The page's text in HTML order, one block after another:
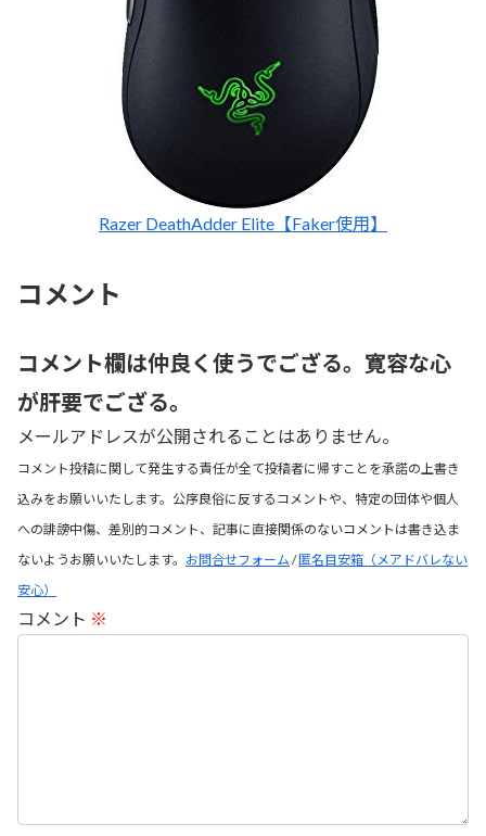
Razer DeathAdder Elite【Faker使用】
コメント
コメント欄は仲良く使うでござる。寛容な心
が肝要でござる。
メールアドレスが公開されることはありません。
コメント投稿に関して発生する責任が全て投稿者に帰すことを承諾の上書き
込みをお願いいたします。公序良俗に反するコメントや、特定の団体や個人
への誹謗中傷、差別的コメント、記事に直接関係のないコメントは書き込ま
ないようお願いいたします。 お問合せフォーム /匿名目安箱（メアドバレない
安心）
コメント ※